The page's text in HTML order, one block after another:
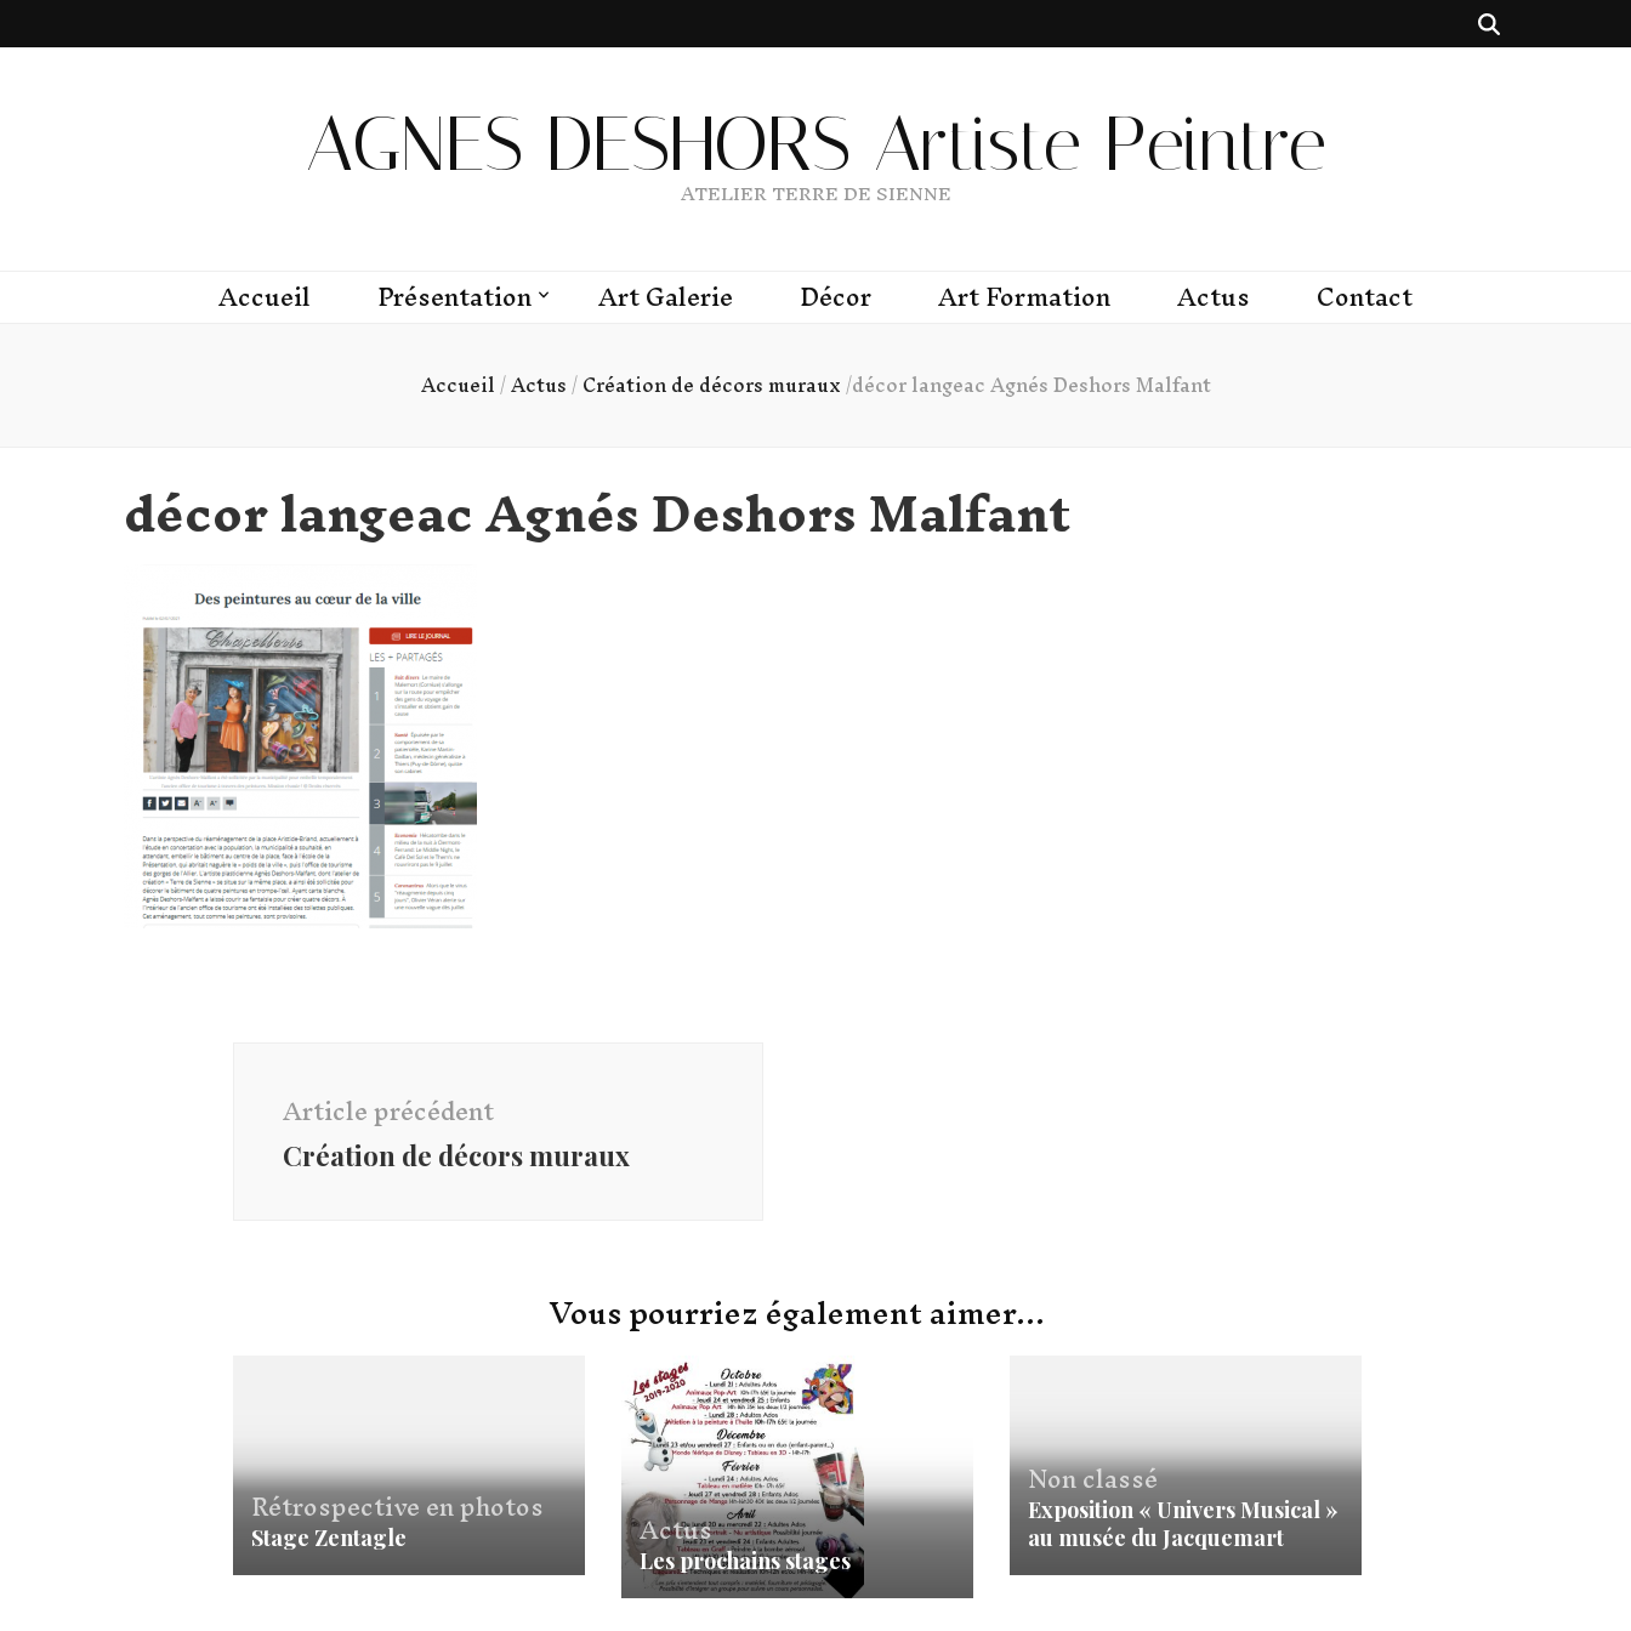
AGNES DESHORS Artiste Peintre
ATELIER TERRE DE SIENNE
Accueil Présentation Art Galerie Décor Art Formation Actus Contact
Accueil/Actus/Création de décors muraux/décor langeac Agnés Deshors Malfant
décor langeac Agnés Deshors Malfant
d'article
Article précédent
Création de décors muraux
Vous pourriez également aimer...
Rétrospective en photos
Stage Zentagle Actus
Les prochains stages
Non classé
Exposition « Univers Musical »
au musée du Jacquemart